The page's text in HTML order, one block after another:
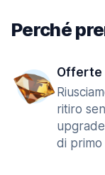
Perché
Offerte
ritiro
di primo